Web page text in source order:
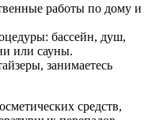
работы по дому и
бассейн, душ,
или сауны.
занимаетесь
средств,